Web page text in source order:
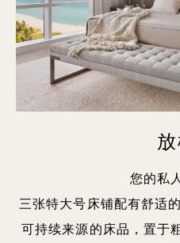
您的私
三张特大号床铺配有舒适
可持续来源的床品，置于